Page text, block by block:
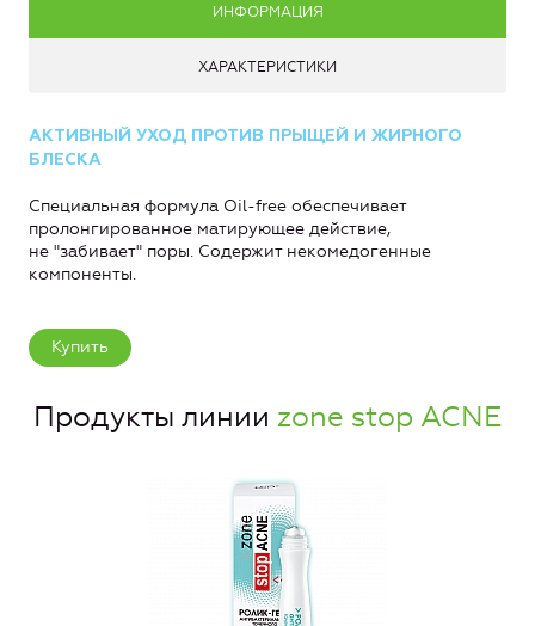
ИНФОРМАЦИЯ
ХАРАКТЕРИСТИКИ
АКТИВНЫЙ УХОД ПРОТИВ ПРЫЩЕЙ И ЖИРНОГО
БЛЕСКА
Специальная формула Oil-free обеспечивает
пролонгированное матирующее действие,
не "забивает" поры. Содержит некомедогенные
компоненты.
Купить
Продукты линии zone stop ACNE